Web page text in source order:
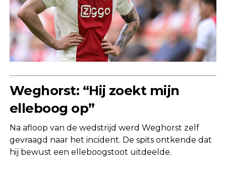
Weghorst: “Hij zoekt mijn
elleboog op”
Na afloop van de wedstrijd werd Weghorst zelf
gevraagd naar het incident. De spits ontkende dat
hij bewust een elleboogstoot uitdeelde.